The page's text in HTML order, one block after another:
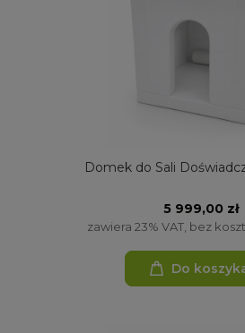
Domek do Sali
5 999,00 zł
zawiera 23% VAT, bez
Do